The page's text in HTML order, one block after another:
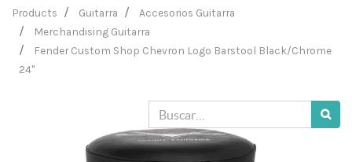
Products Guitarra
Accesorios Guitarra
Merchandising Guitarra
Fender Custom Shop Chevron Logo Barstool Black/Chrome
24"